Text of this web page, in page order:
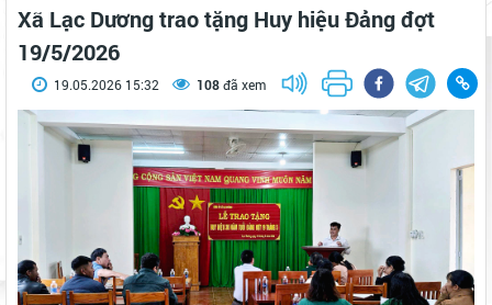
Xã Lạc Dương trao tặng Huy hiệu Đảng đợt
19/5/2026
19.05.2026 15:32 108đã xem